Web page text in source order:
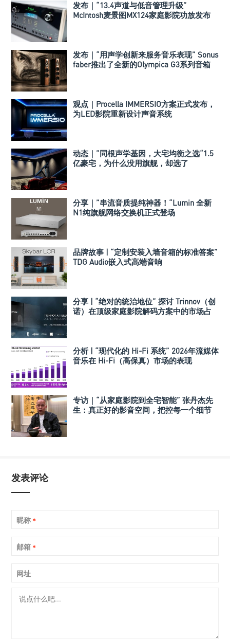
发布｜“13.4声道与低音管理升级”
McIntosh麦景图MX124家庭影院功放发布
发布｜“用声学创新来服务音乐表现” Sonus
faber推出了全新的Olympica G3系列音箱
观点｜Procella IMMERSIO方案正式发布，
为LED影院重新设计声音系统
动态｜”同根声学基因，大宅均衡之选“1.5
亿豪宅，为什么没用旗舰，却选了
分享｜”串流音质提纯神器！“Lumin 全新
N1纯旗舰网络交换机正式登场
品牌故事 | “定制安装入墙音箱的标准答案”
TDG Audio嵌入式高端音响
分享 | “绝对的统治地位” 探讨 Trinnov（创
诺）在顶级家庭影院解码方案中的市场占
分析 | “现代化的 Hi-Fi 系统” 2026年流媒体
音乐在 Hi-Fi（高保真）市场的表现
专访｜“从家庭影院到全宅智能” 张丹杰先
生：真正好的影音空间，把控每一个细节
发表评论
昵称 *
邮箱 *
网址